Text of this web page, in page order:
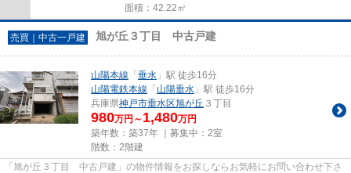
面積：42.22㎡
売買｜中古一戸建 旭が丘３丁目 中古戸建
山陽本線 「 垂水 」駅 徒歩16分
山陽電鉄本線 「 山陽垂水 」駅 徒歩16分
兵庫県神戸市垂水区旭が丘 ３丁目
980万円～ 1,480万円
築年数：築37年 ｜募集中： 2室
階数：2階建
「旭が丘３丁目 中古戸建」の物件情報をお探しならお気軽にお問い合わせ下さ